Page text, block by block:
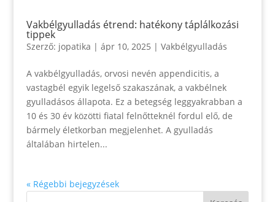
Vakbélgyulladás étrend: hatékony táplálkozási
tippek
Szerző: jopatika | ápr 10, 2025 | Vakbélgyulladás
A vakbélgyulladás, orvosi nevén appendicitis, a
vastagbél egyik legelső szakaszának, a vakbélnek
gyulladásos állapota. Ez a betegség leggyakrabban a
10 és 30 év közötti fiatal felnőtteknél fordul elő, de
bármely életkorban megjelenhet. A gyulladás
általában hirtelen...
« Régebbi bejegyzések